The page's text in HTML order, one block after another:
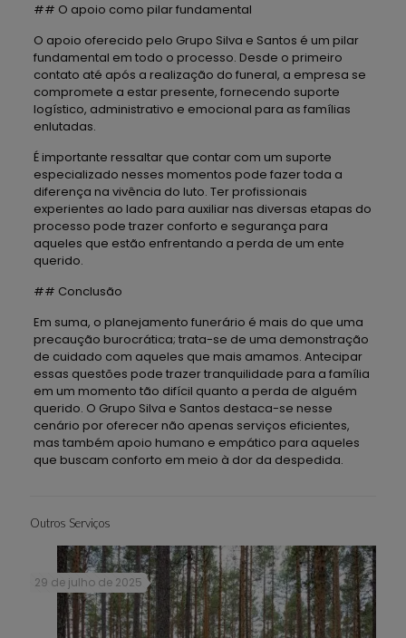
## O apoio como pilar fundamental
O apoio oferecido pelo Grupo Silva e Santos é um pilar
fundamental em todo o processo. Desde o primeiro
contato até após a realização do funeral, a empresa se
compromete a estar presente, fornecendo suporte
logístico, administrativo e emocional para as famílias
enlutadas.
É importante ressaltar que contar com um suporte
especializado nesses momentos pode fazer toda a
diferença na vivência do luto. Ter profissionais
experientes ao lado para auxiliar nas diversas etapas do
processo pode trazer conforto e segurança para
aqueles que estão enfrentando a perda de um ente
querido.
## Conclusão
Em suma, o planejamento funerário é mais do que uma
precaução burocrática; trata-se de uma demonstração
de cuidado com aqueles que mais amamos. Antecipar
essas questões pode trazer tranquilidade para a família
em um momento tão difícil quanto a perda de alguém
querido. O Grupo Silva e Santos destaca-se nesse
cenário por oferecer não apenas serviços eficientes,
mas também apoio humano e empático para aqueles
que buscam conforto em meio à dor da despedida.
Outros Serviços
29 de julho de 2025